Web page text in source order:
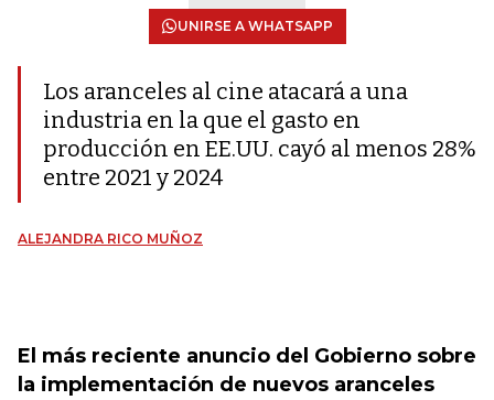
UNIRSE A WHATSAPP
Los aranceles al cine atacará a una
industria en la que el gasto en
producción en EE.UU. cayó al menos 28%
entre 2021 y 2024
ALEJANDRA RICO MUÑOZ
El más reciente anuncio del Gobierno sobre
la implementación de nuevos aranceles